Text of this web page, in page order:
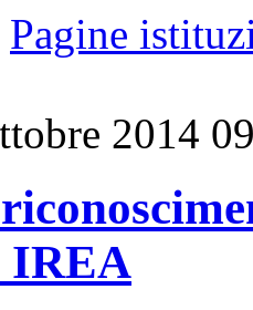
Pagine
2014
IREA